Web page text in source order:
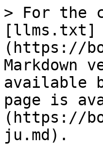
> For the
[llms.txt]
(https://
Markdown
available
page is
(https://
ju.md).